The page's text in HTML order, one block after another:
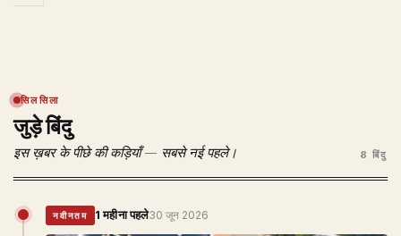
सिलसिला
जुड़े बिंदु
इस ख़बर के पीछे की कड़ियाँ — सबसे नई पहले। 8 बिंदु
नवीनतम 1 महीना पहले30 जून 2026